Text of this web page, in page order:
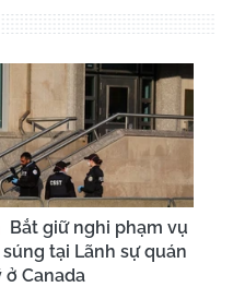
Bắt giữ nghi phạm vụ
súng tại Lãnh sự quán
ở Canada